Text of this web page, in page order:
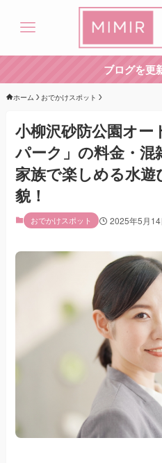
ブログを更
ホーム おでかけスポット
小柳沢砂防公園オ
パーク」の料金・混
家族で楽しめる水
貌！
おでかけスポット 2025年5月14